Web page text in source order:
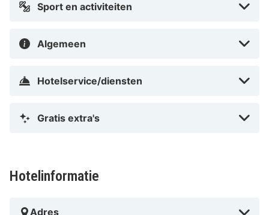
Sport en activiteiten
Algemeen
Hotelservice/diensten
Gratis extra's
Hotelinformatie
Adres